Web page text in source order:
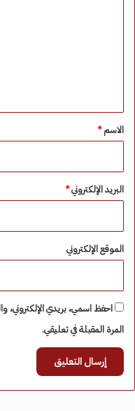
*
الاسم*
البريد الإلكتروني*
الموقع الإلكتروني
احفظ اسمي، بريدي الإلكتروني،
المرة المقبلة في تعليقي.